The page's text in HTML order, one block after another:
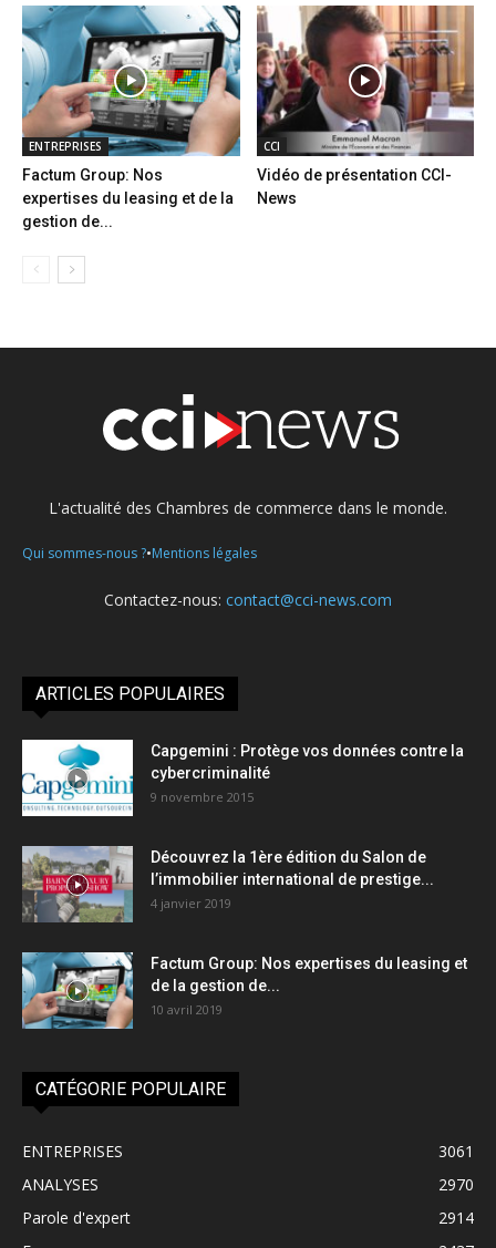
ENTREPRISES
Factum Group: Nos
expertises du leasing et de la
gestion de...
CCI
Vidéo de présentation CCI-
News
L'actualité des Chambres de commerce dans le monde.
Qui sommes-nous ?•Mentions légales
Contactez-nous: contact@cci-news.com
ARTICLES POPULAIRES
Capgemini : Protège vos données contre la
cybercriminalité
9 novembre 2015
Découvrez la 1ère édition du Salon de
l’immobilier international de prestige...
4 janvier 2019
Factum Group: Nos expertises du leasing et
de la gestion de...
10 avril 2019
CATÉGORIE POPULAIRE
ENTREPRISES
3061
ANALYSES
2970
Parole d'expert
2914